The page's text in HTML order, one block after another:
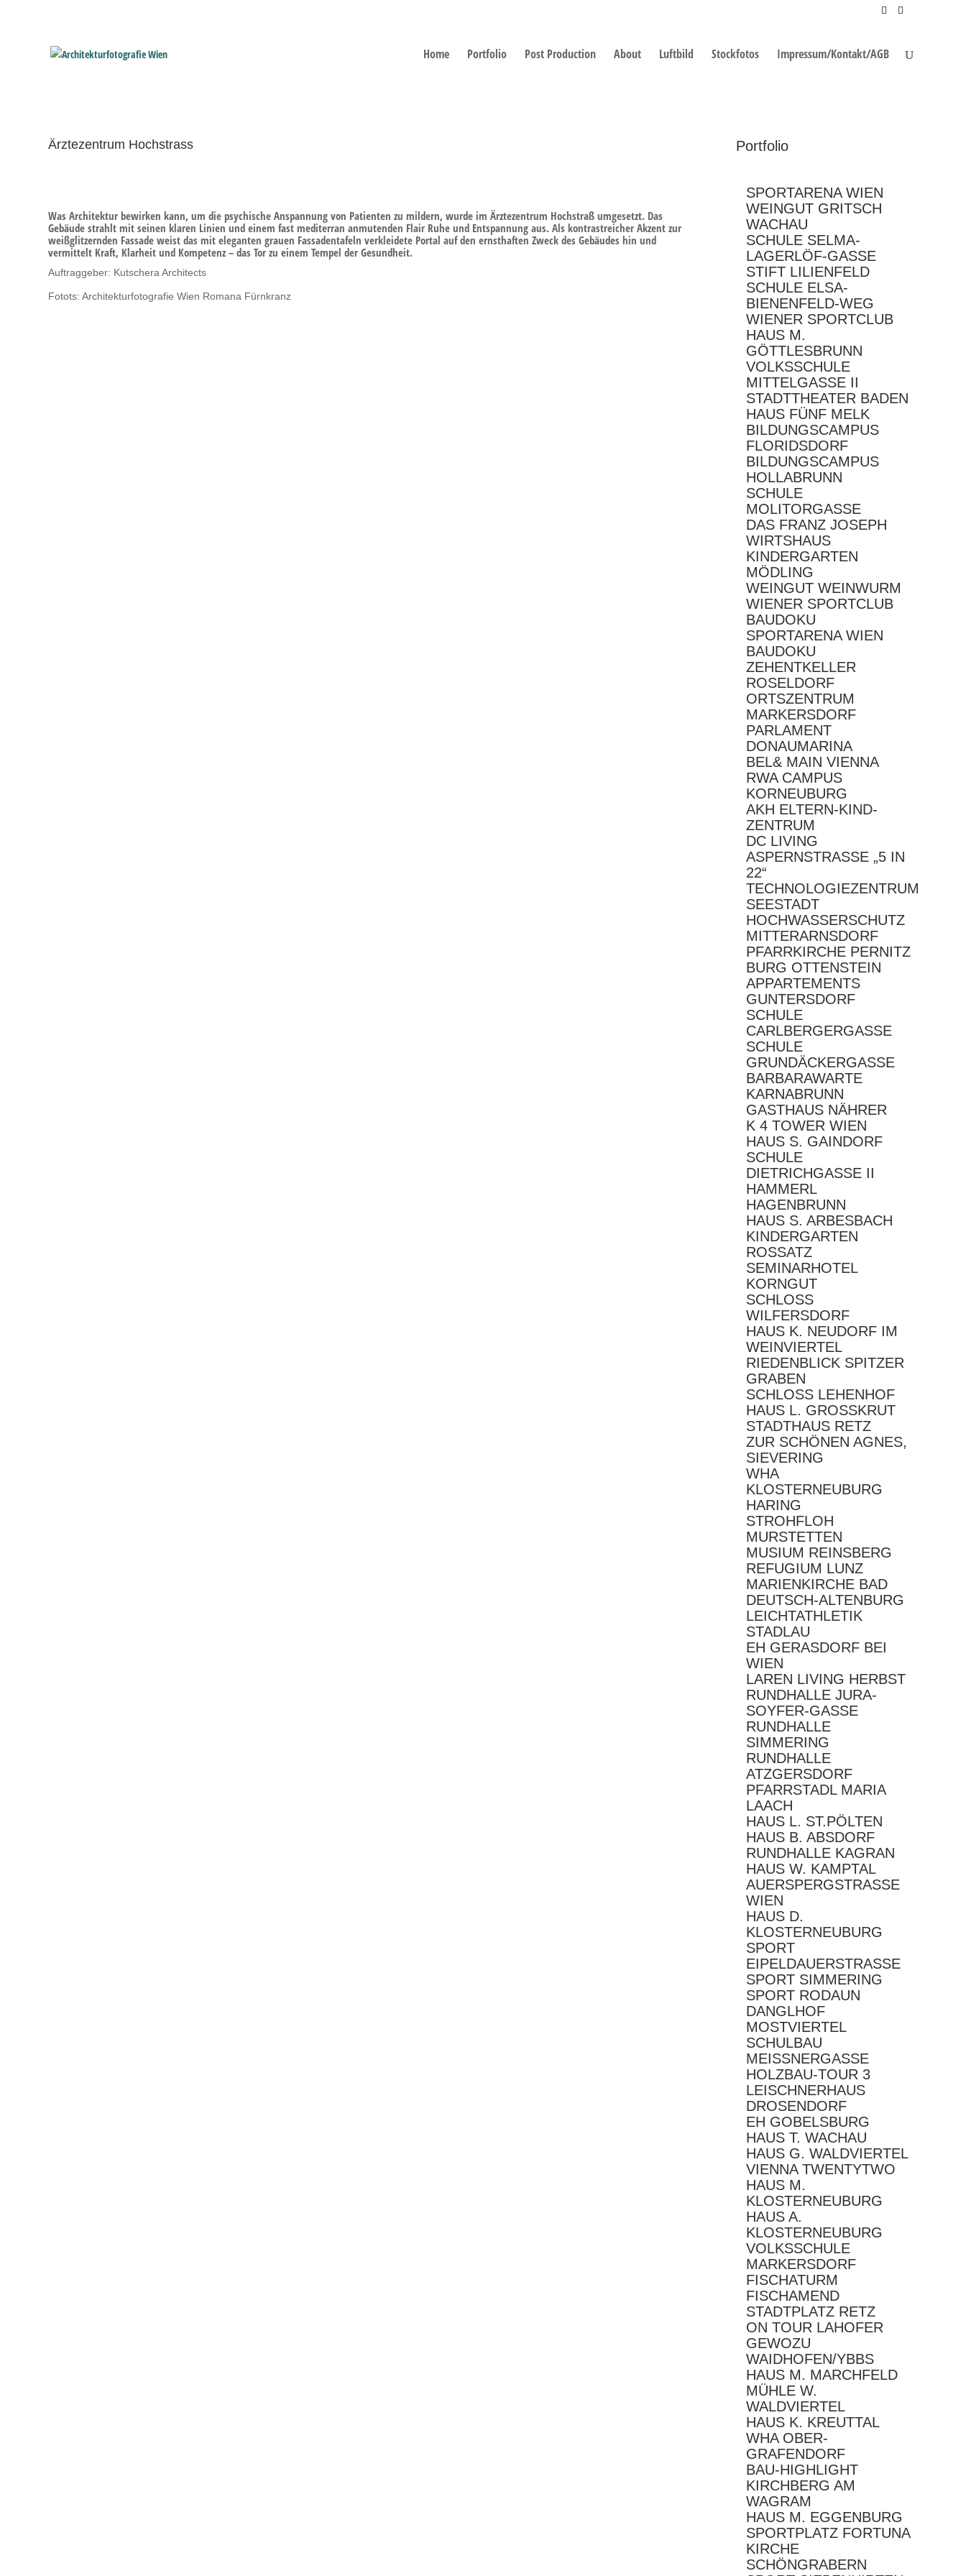
Home Portfolio Post Production About Luftbild Stockfotos Impressum/Kontakt/AGB
Ärztezentrum Hochstrass
Was Architektur bewirken kann, um die psychische Anspannung von Patienten zu mildern, wurde im Ärztezentrum Hochstraß umgesetzt. Das
Gebäude strahlt mit seinen klaren Linien und einem fast mediterran anmutenden Flair Ruhe und Entspannung aus. Als kontrastreicher Akzent zur
weißglitzernden Fassade weist das mit eleganten grauen Fassadentafeln verkleidete Portal auf den ernsthaften Zweck des Gebäudes hin und
vermittelt Kraft, Klarheit und Kompetenz – das Tor zu einem Tempel der Gesundheit.
Auftraggeber: Kutschera Architects
Fotots: Architekturfotografie Wien Romana Fürnkranz
Portfolio
SPORTARENA WIEN
WEINGUT GRITSCH
WACHAU
SCHULE SELMA-
LAGERLÖF-GASSE
STIFT LILIENFELD
SCHULE ELSA-
BIENENFELD-WEG
WIENER SPORTCLUB
HAUS M.
GÖTTLESBRUNN
VOLKSSCHULE
MITTELGASSE II
STADTTHEATER BADEN
HAUS FÜNF MELK
BILDUNGSCAMPUS
FLORIDSDORF
BILDUNGSCAMPUS
HOLLABRUNN
SCHULE
MOLITORGASSE
DAS FRANZ JOSEPH
WIRTSHAUS
KINDERGARTEN
MÖDLING
WEINGUT WEINWURM
WIENER SPORTCLUB
BAUDOKU
SPORTARENA WIEN
BAUDOKU
ZEHENTKELLER
ROSELDORF
ORTSZENTRUM
MARKERSDORF
PARLAMENT
DONAUMARINA
BEL& MAIN VIENNA
RWA CAMPUS
KORNEUBURG
AKH ELTERN-KIND-
ZENTRUM
DC LIVING
ASPERNSTRASSE „5 IN
22“
TECHNOLOGIEZENTRUM
SEESTADT
HOCHWASSERSCHUTZ
MITTERARNSDORF
PFARRKIRCHE PERNITZ
BURG OTTENSTEIN
APPARTEMENTS
GUNTERSDORF
SCHULE
CARLBERGERGASSE
SCHULE
GRUNDÄCKERGASSE
BARBARAWARTE
KARNABRUNN
GASTHAUS NÄHRER
K 4 TOWER WIEN
HAUS S. GAINDORF
SCHULE
DIETRICHGASSE II
HAMMERL
HAGENBRUNN
HAUS S. ARBESBACH
KINDERGARTEN
ROSSATZ
SEMINARHOTEL
KORNGUT
SCHLOSS
WILFERSDORF
HAUS K. NEUDORF IM
WEINVIERTEL
RIEDENBLICK SPITZER
GRABEN
SCHLOSS LEHENHOF
HAUS L. GROSSKRUT
STADTHAUS RETZ
ZUR SCHÖNEN AGNES,
SIEVERING
WHA
KLOSTERNEUBURG
HARING
STROHFLOH
MURSTETTEN
MUSIUM REINSBERG
REFUGIUM LUNZ
MARIENKIRCHE BAD
DEUTSCH-ALTENBURG
LEICHTATHLETIK
STADLAU
EH GERASDORF BEI
WIEN
LAREN LIVING HERBST
RUNDHALLE JURA-
SOYFER-GASSE
RUNDHALLE
SIMMERING
RUNDHALLE
ATZGERSDORF
PFARRSTADL MARIA
LAACH
HAUS L. ST.PÖLTEN
HAUS B. ABSDORF
RUNDHALLE KAGRAN
HAUS W. KAMPTAL
AUERSPERGSTRASSE
WIEN
HAUS D.
KLOSTERNEUBURG
SPORT
EIPELDAUERSTRASSE
SPORT SIMMERING
SPORT RODAUN
DANGLHOF
MOSTVIERTEL
SCHULBAU
MEISSNERGASSE
HOLZBAU-TOUR 3
LEISCHNERHAUS
DROSENDORF
EH GOBELSBURG
HAUS T. WACHAU
HAUS G. WALDVIERTEL
VIENNA TWENTYTWO
HAUS M.
KLOSTERNEUBURG
HAUS A.
KLOSTERNEUBURG
VOLKSSCHULE
MARKERSDORF
FISCHATURM
FISCHAMEND
STADTPLATZ RETZ
ON TOUR LAHOFER
GEWOZU
WAIDHOFEN/YBBS
HAUS M. MARCHFELD
MÜHLE W.
WALDVIERTEL
HAUS K. KREUTTAL
WHA OBER-
GRAFENDORF
BAU-HIGHLIGHT
KIRCHBERG AM
WAGRAM
HAUS M. EGGENBURG
SPORTPLATZ FORTUNA
KIRCHE
SCHÖNGRABERN